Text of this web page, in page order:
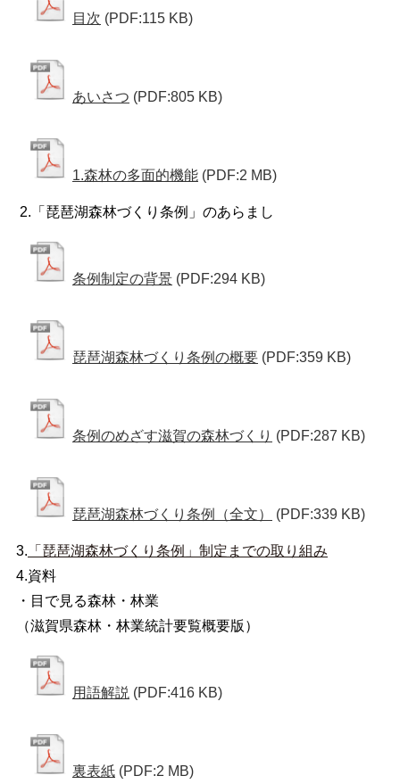
目次 (PDF:115 KB)
あいさつ (PDF:805 KB)
1.森林の多面的機能 (PDF:2 MB)
2.「琵琶湖森林づくり条例」のあらまし
条例制定の背景 (PDF:294 KB)
琵琶湖森林づくり条例の概要 (PDF:359 KB)
条例のめざす滋賀の森林づくり (PDF:287 KB)
琵琶湖森林づくり条例（全文） (PDF:339 KB)
3. 「琵琶湖森林づくり条例」制定までの取り組み
4.資料
・目で見る森林・林業
（滋賀県森林・林業統計要覧概要版）
用語解説 (PDF:416 KB)
裏表紙 (PDF:2 MB)